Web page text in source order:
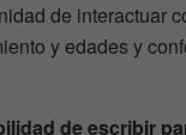
de interactuar
y edades y
de escribir